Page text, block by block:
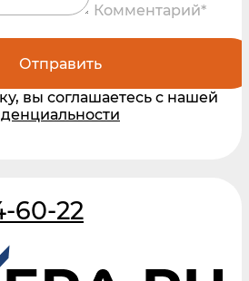
Комментарий*
Отправить
вы соглашаетесь с нашей
60-22